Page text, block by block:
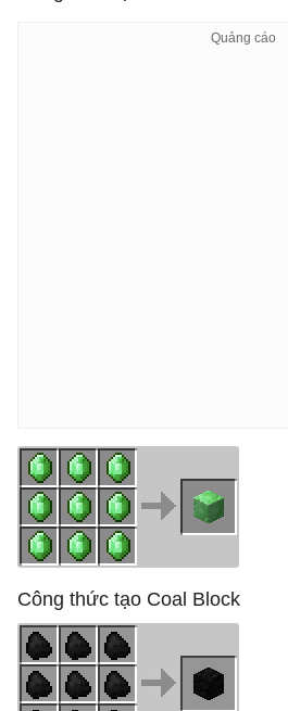
Công thức tạo Coal Block